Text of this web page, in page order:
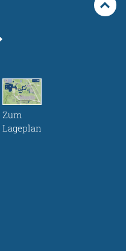
Zum
Lageplan